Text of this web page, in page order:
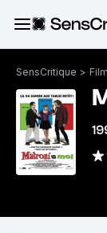
SensCritique >